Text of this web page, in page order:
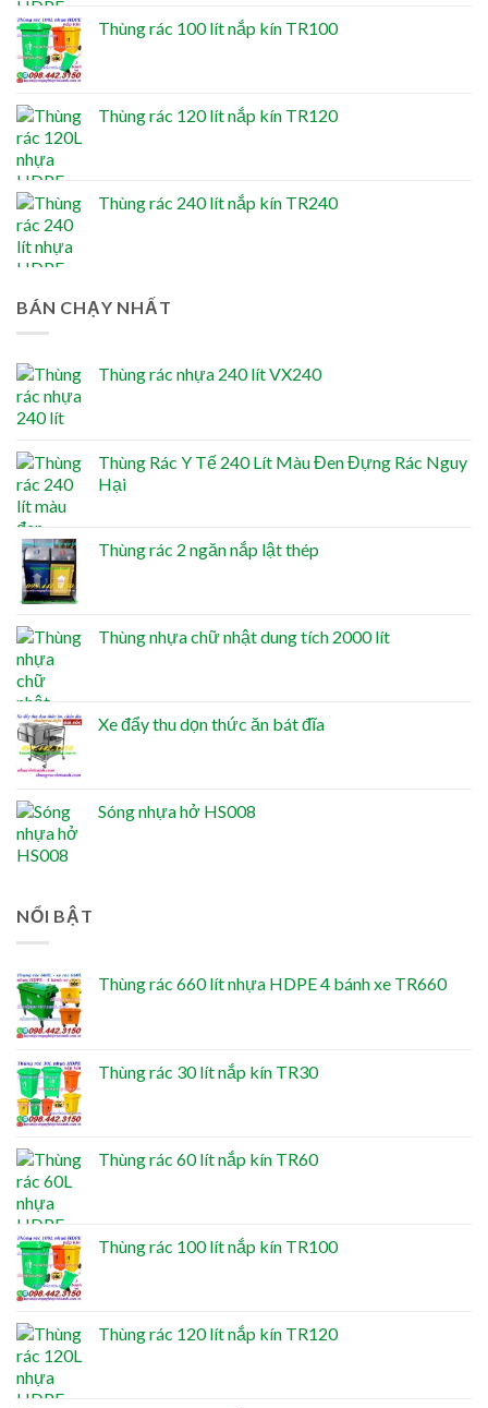
Thùng rác 100 lít nắp kín TR100
Thùng rác 120 lít nắp kín TR120
Thùng rác 240 lít nắp kín TR240
BÁN CHẠY NHẤT
Thùng rác nhựa 240 lít VX240
Thùng Rác Y Tế 240 Lít Màu Đen Đựng Rác Nguy
Hại
Thùng rác 2 ngăn nắp lật thép
Thùng nhựa chữ nhật dung tích 2000 lít
Xe đẩy thu dọn thức ăn bát đĩa
Sóng nhựa hở HS008
NỔI BẬT
Thùng rác 660 lít nhựa HDPE 4 bánh xe TR660
Thùng rác 30 lít nắp kín TR30
Thùng rác 60 lít nắp kín TR60
Thùng rác 100 lít nắp kín TR100
Thùng rác 120 lít nắp kín TR120